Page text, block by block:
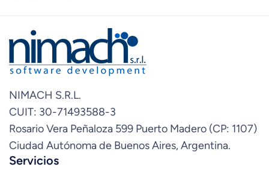
NIMACH S.R.L.
CUIT: 30-71493588-3
Rosario Vera Peñaloza 599 Puerto Madero (CP: 1107)
Ciudad Autónoma de Buenos Aires, Argentina.
Servicios